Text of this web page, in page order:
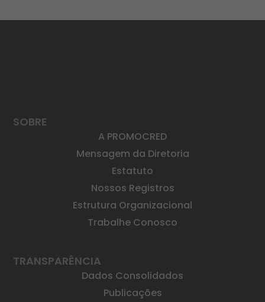
SOBRE
A PROMOCRED
Mensagem da Diretoria
Estatuto
Nossos Registros
Estrutura Organizacional
Trabalhe Conosco
TRANSPARÊNCIA
Dados Consolidados
Publicações